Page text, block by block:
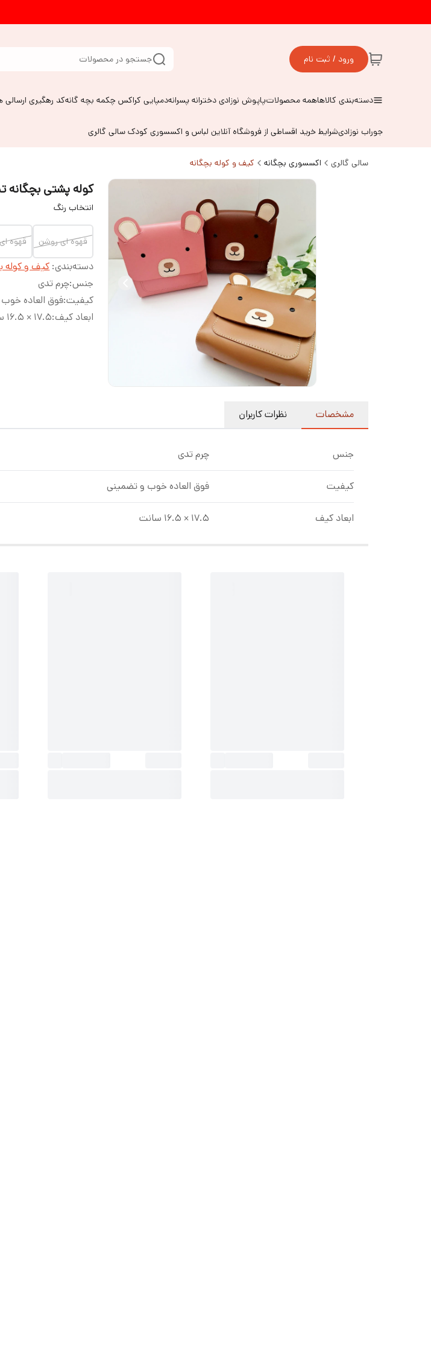
ورود / ثبت نام جستجو در محصولات
دسته‌بندی کالاهاهمه محصولاتپاپوش نوزادی دخترانه پسرانهدمپایی کراکس چکمه بچه گانهکد رهگیری ارسالی
جوراب نوزادیشرایط خرید اقساطی از فروشگاه آنلاین لباس و اکسسوری کودک سالی گالری
سالی گالری اکسسوری بچگانه کیف و کوله بچگانه
کوله پشتی
انتخاب رنگ
قهوه ای روشن قهوه
دسته‌بندی:کیف و کوله
جنس:چرم تدی
کیفیت:فوق العاده
ابعاد کیف:۱۷.۵ × ۱۶.۵ سانت
مشخصات نظرات کاربران
جنس چرم تدی
کیفیت فوق العاده خوب و تضمینی
ابعاد کیف ۱۷.۵ × ۱۶.۵ سانت